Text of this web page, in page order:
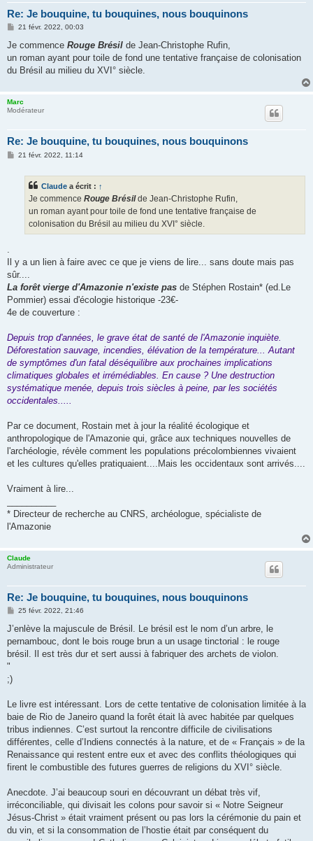
Re: Je bouquine, tu bouquines, nous bouquinons
M
s
a
g
21 févr. 2022, 00:03
Je commence Rouge Brésil de Jean-Christophe Rufin,
un roman ayant pour toile de fond une tentative française de colonisation
du Brésil au milieu du XVI° siècle.
Marc
Modérateur
Re: Je bouquine, tu bouquines, nous bouquinons
M21 févr. 2022, 11:14
Claude a écrit : ↑
Je commence Rouge Brésilde Jean-Christophe Rufin,
un roman ayant pour toile de fond une tentative française de
colonisation du Brésil au milieu du XVI° siècle.
Il y a un lien à faire avec ce que je viens de lire... sans doute mais pas
sûr....
La forêt vierge d'Amazonie n'existe pas de Stéphen Rostain* (ed.Le
Pommier) essai d'écologie historique -23€-
4e de couverture :
Depuis trop d'années, le grave état de santé de l'Amazonie inquiète.
Déforestation sauvage, incendies, élévation de la température... Autant
de symptômes d'un fatal déséquilibre aux prochaines implications
climatiques globales et irrémédiables. En cause ? Une destruction
systématique menée, depuis trois siècles à peine, par les sociétés
occidentales.....
Par ce document, Rostain met à jour la réalité écologique et
anthropologique de l'Amazonie qui, grâce aux techniques nouvelles de
l'archéologie, révèle comment les populations précolombiennes vivaient
et les cultures qu'elles pratiquaient....Mais les occidentaux sont arrivés....
Vraiment à lire...
* Directeur de recherche au CNRS, archéologue, spécialiste de
l'Amazonie
Claude
Administrateur
Re: Je bouquine, tu bouquines, nous bouquinons
M
s
a
g
25 févr. 2022, 21:46
J’enlève la majuscule de Brésil. Le brésil est le nom d’un arbre, le
pernambouc, dont le bois rouge brun a un usage tinctorial : le rouge
brésil. Il est très dur et sert aussi à fabriquer des archets de violon.
"
;)
Le livre est intéressant. Lors de cette tentative de colonisation limitée à la
baie de Rio de Janeiro quand la forêt était là avec habitée par quelques
tribus indiennes. C’est surtout la rencontre difficile de civilisations
différentes, celle d’Indiens connectés à la nature, et de « Français » de la
Renaissance qui restent entre eux et avec des conflits théologiques qui
firent le combustible des futures guerres de religions du XVI° siècle.
Anecdote. J’ai beaucoup souri en découvrant un débat très vif,
irréconciliable, qui divisait les colons pour savoir si « Notre Seigneur
Jésus-Christ » était vraiment présent ou pas lors la cérémonie du pain et
du vin, et si la consommation de l’hostie était par conséquent du